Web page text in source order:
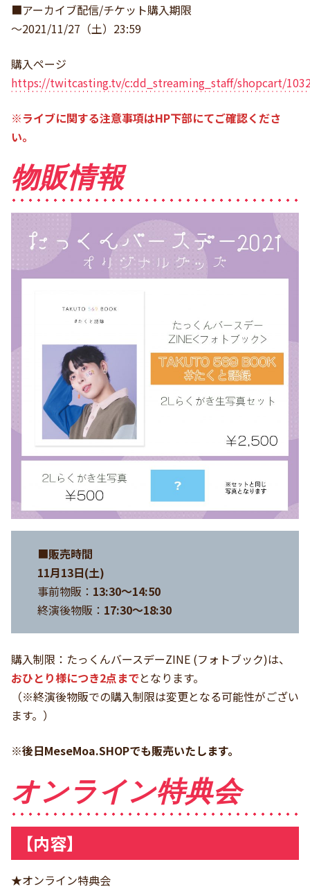
■アーカイブ配信/チケット購入期限
～2021/11/27（土）23:59
購入ページ
https://twitcasting.tv/c:dd_streaming_staff/shopcart/
※ライブに関する注意事項はHP下部にてご確認くださ
い。
物販情報
■販売時間
11月13日(土)
事前物販： 13:30〜14:50
終演後物販： 17:30〜18:30
購入制限：たっくんバースデーZINE (フォトブック)は、
おひとり様につき2点までとなります。
（※終演後物販での購入制限は変更となる可能性がござい
ます。）
※後日MeseMoa.SHOPでも販売いたします。
オンライン特典会
【内容】
★オンライン特典会